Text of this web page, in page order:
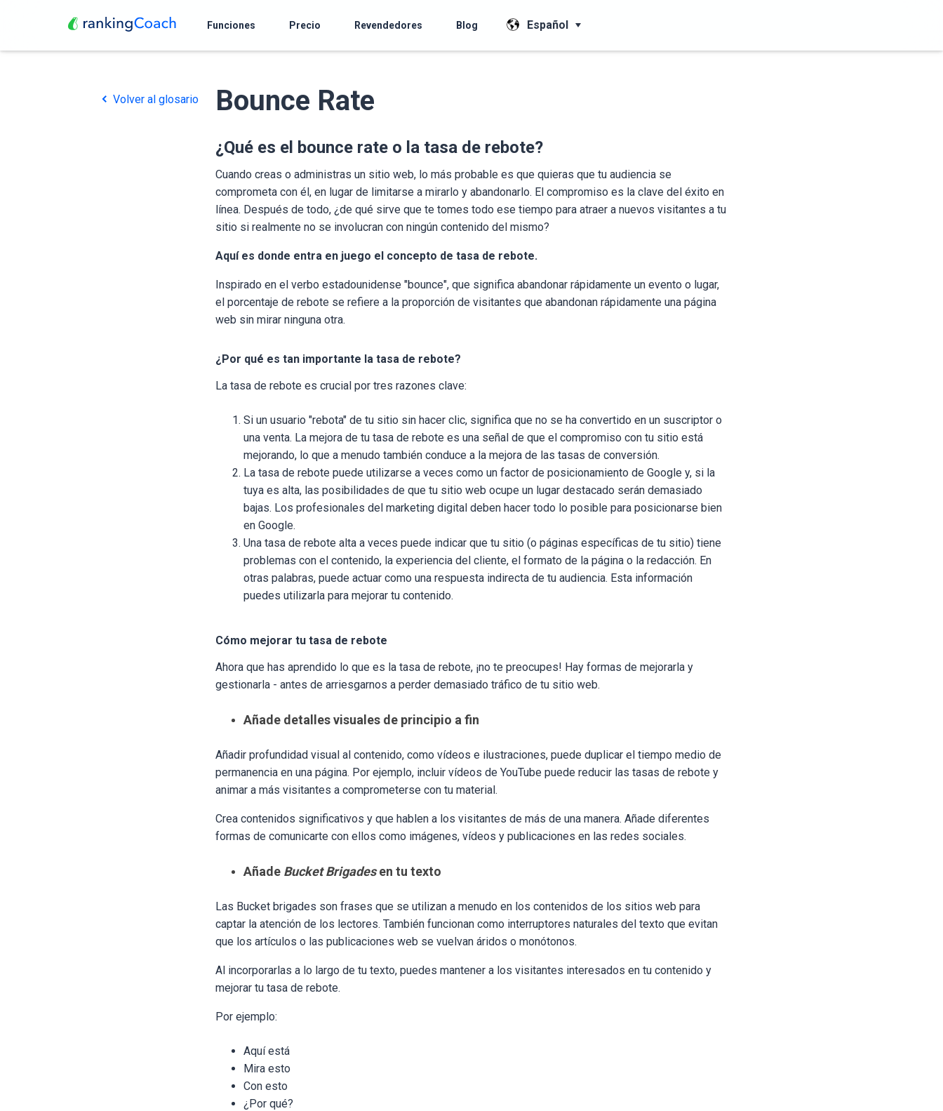
Funciones Precio Revendedores Blog Español
Volver al glosario Bounce Rate
¿Qué es el bounce rate o la tasa de rebote?
Cuando creas o administras un sitio web, lo más probable es que quieras que tu audiencia se
comprometa con él, en lugar de limitarse a mirarlo y abandonarlo. El compromiso es la clave del éxito en
línea. Después de todo, ¿de qué sirve que te tomes todo ese tiempo para atraer a nuevos visitantes a tu
sitio si realmente no se involucran con ningún contenido del mismo?
Aquí es donde entra en juego el concepto de tasa de rebote.
Inspirado en el verbo estadounidense "bounce", que significa abandonar rápidamente un evento o lugar,
el porcentaje de rebote se refiere a la proporción de visitantes que abandonan rápidamente una página
web sin mirar ninguna otra.
¿Por qué es tan importante la tasa de rebote?
La tasa de rebote es crucial por tres razones clave:
Si un usuario "rebota" de tu sitio sin hacer clic, significa que no se ha convertido en un suscriptor o
una venta. La mejora de tu tasa de rebote es una señal de que el compromiso con tu sitio está
mejorando, lo que a menudo también conduce a la mejora de las tasas de conversión.
La tasa de rebote puede utilizarse a veces como un factor de posicionamiento de Google y, si la
tuya es alta, las posibilidades de que tu sitio web ocupe un lugar destacado serán demasiado
bajas. Los profesionales del marketing digital deben hacer todo lo posible para posicionarse bien
en Google.
Una tasa de rebote alta a veces puede indicar que tu sitio (o páginas específicas de tu sitio) tiene
problemas con el contenido, la experiencia del cliente, el formato de la página o la redacción. En
otras palabras, puede actuar como una respuesta indirecta de tu audiencia. Esta información
puedes utilizarla para mejorar tu contenido.
Cómo mejorar tu tasa de rebote
Ahora que has aprendido lo que es la tasa de rebote, ¡no te preocupes! Hay formas de mejorarla y
gestionarla - antes de arriesgarnos a perder demasiado tráfico de tu sitio web.
Añade detalles visuales de principio a fin
Añadir profundidad visual al contenido, como vídeos e ilustraciones, puede duplicar el tiempo medio de
permanencia en una página. Por ejemplo, incluir vídeos de YouTube puede reducir las tasas de rebote y
animar a más visitantes a comprometerse con tu material.
Crea contenidos significativos y que hablen a los visitantes de más de una manera. Añade diferentes
formas de comunicarte con ellos como imágenes, vídeos y publicaciones en las redes sociales.
Añade Bucket Brigadesen tu texto
Las Bucket brigades son frases que se utilizan a menudo en los contenidos de los sitios web para
captar la atención de los lectores. También funcionan como interruptores naturales del texto que evitan
que los artículos o las publicaciones web se vuelvan áridos o monótonos.
Al incorporarlas a lo largo de tu texto, puedes mantener a los visitantes interesados en tu contenido y
mejorar tu tasa de rebote.
Por ejemplo:
Aquí está
Mira esto
Con esto
¿Por qué?